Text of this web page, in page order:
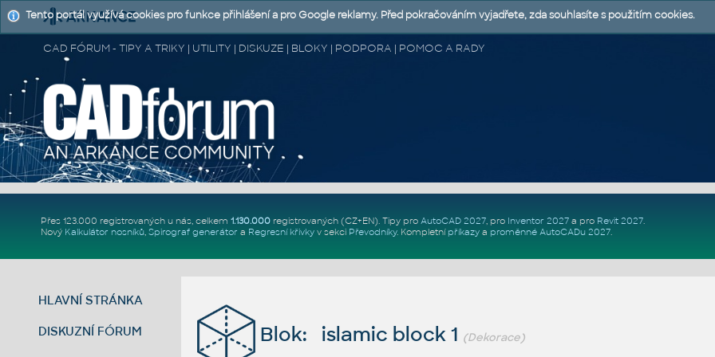
CAD FÓRUM - TIPY A TRIKY | UTILITY | DISKUZE | BLOKY | PODPORA | POMOC A RADY
Přes 123.000 registrovaných u nás, celkem 1.130.000registrovaných (CZ+EN). Tipy pro AutoCAD 2027, pro Inventor 2027a pro Revit 2027.
Nový Kalkulátor nosníků, Spirograf generátor a Regresní křivkyv sekci Převodníky. Kompletní příkazya proměnné AutoCADu 2027.
HLAVNÍ STRÁNKA
DISKUZNÍ FÓRUM Blok: islamic block 1 (Dekorace)
Tento portál využívá cookies pro funkce přihlášení a pro Google reklamy. Před pokračováním vyjadřete, zda souhlasíte s použitím cookies.